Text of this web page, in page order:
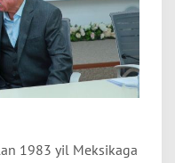
1983 yil Meksikaga